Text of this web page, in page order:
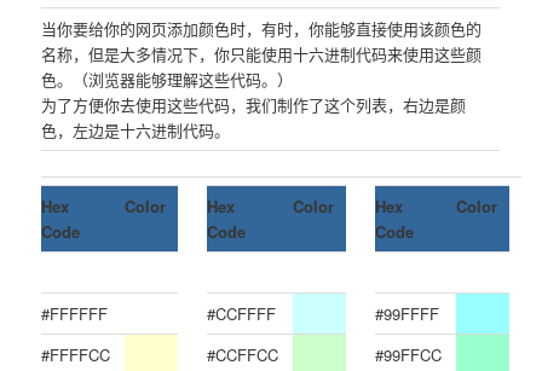
当你要给你的网页添加颜色时，有时，你能够直接使用该颜色的
名称，但是大多情况下，你只能使用十六进制代码来使用这些颜
色。（浏览器能够理解这些代码。）
为了方便你去使用这些代码，我们制作了这个列表，右边是颜
色，左边是十六进制代码。
Hex
Code
Color
#FFFFFF
#FFFFCC
Hex
Code
Color
#CCFFFF
#CCFFCC
Hex
Code
Color
#99FFFF
#99FFCC